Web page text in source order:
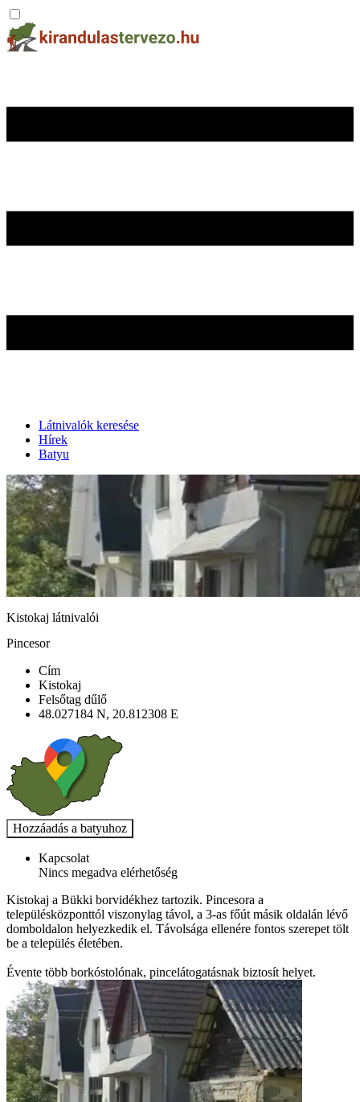
Látnivalók keresése
Hírek
Batyu
Kistokaj látnivalói
Pincesor
Cím
Kistokaj
Felsőtag dűlő
48.027184 N, 20.812308 E
Kapcsolat
Nincs megadva elérhetőség
Kistokaj a Bükki borvidékhez tartozik. Pincesora a
településközponttól viszonylag távol, a 3-as főút másik oldalán lévő
domboldalon helyezkedik el. Távolsága ellenére fontos szerepet tölt
be a település életében.
Évente több borkóstolónak, pincelátogatásnak biztosít helyet.